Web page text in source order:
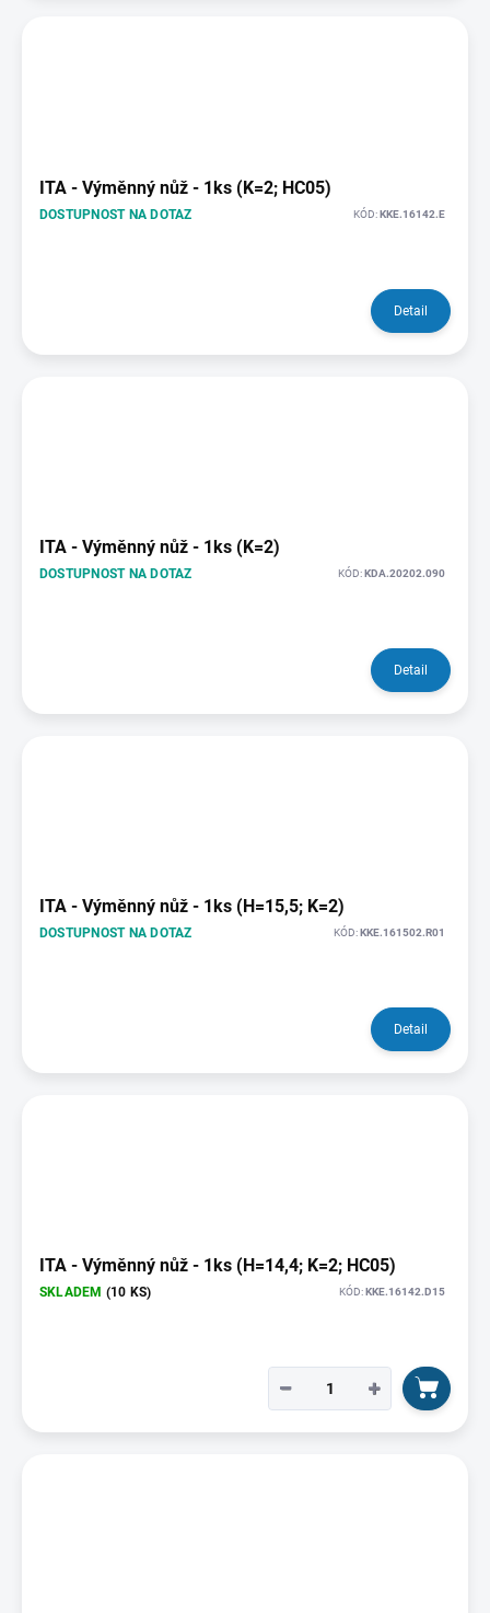
ITA - Výměnný nůž - 1ks (K=2; HC05)
DOSTUPNOST NA DOTAZ KÓD:KKE.16142.E
Detail
ITA - Výměnný nůž - 1ks (K=2)
DOSTUPNOST NA DOTAZ KÓD:KDA.20202.090
Detail
ITA - Výměnný nůž - 1ks (H=15,5; K=2)
DOSTUPNOST NA DOTAZ KÓD:KKE.161502.R01
Detail
ITA - Výměnný nůž - 1ks (H=14,4; K=2; HC05)
SKLADEM (10 KS) KÓD:KKE.16142.D15
+
−